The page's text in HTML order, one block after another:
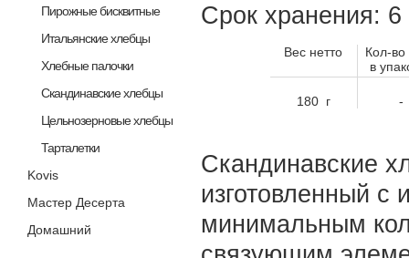
Срок хранения:
Вес нетто
Кол-во
в
180 г -
Скандинавские
изготовленный с
минимальным
Пирожные бисквитные
Итальянские хлебцы
Хлебные палочки
Скандинавские хлебцы
Цельнозерновые хлебцы
Тарталетки
Kovis
Мастер Десерта
Домашний